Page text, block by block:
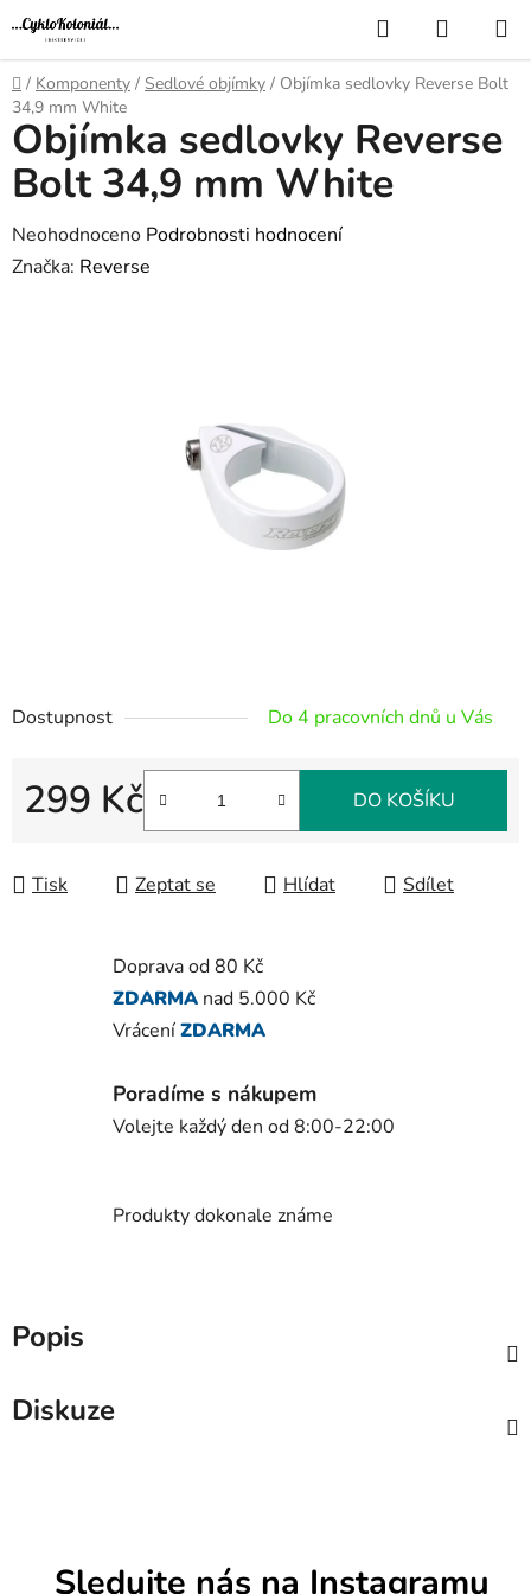
Přejít
na
obsah
Hledat
KOŠÍK
Domů
/ Komponenty / Sedlové objímky / Objímka sedlovky Reverse Bolt
34,9 mm White
Dostupnost Do 4 pracovních dnů u Vás
299 Kč DO KOŠÍKU
Tisk Zeptat se Hlídat Sdílet
Objímka sedlovky Reverse
Bolt 34,9 mm White
Průměrné
hodnocení
Neohodnoceno Podrobnosti hodnocení
Značka: Reverse
Doprava od 80 Kč
ZDARMA nad 5.000 Kč
VráceníZDARMA
Poradíme s nákupem
Volejte každý den od 8:00-22:00
Produkty dokonale známe
Popis
Diskuze
Sledujte nás na Instagramu